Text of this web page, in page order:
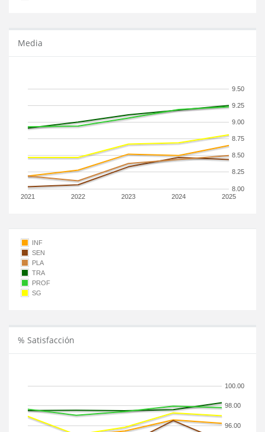
Media
2021 2022 2023 2024 2025
8.00
8.25
8.50
8.75
9.00
9.25
9.50
INF
SEN
PLA
TRA
PROF
SG
% Satisfacción
96.00
98.00
100.00